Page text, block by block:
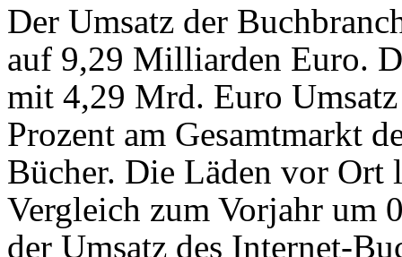
Der Umsatz der
auf 9,29 Milliarden Euro.
mit 4,29 Mrd. Euro
Prozent am Gesamtmarkt
Bücher. Die Läden vor Ort
Vergleich zum Vorjahr um
der Umsatz des Internet-